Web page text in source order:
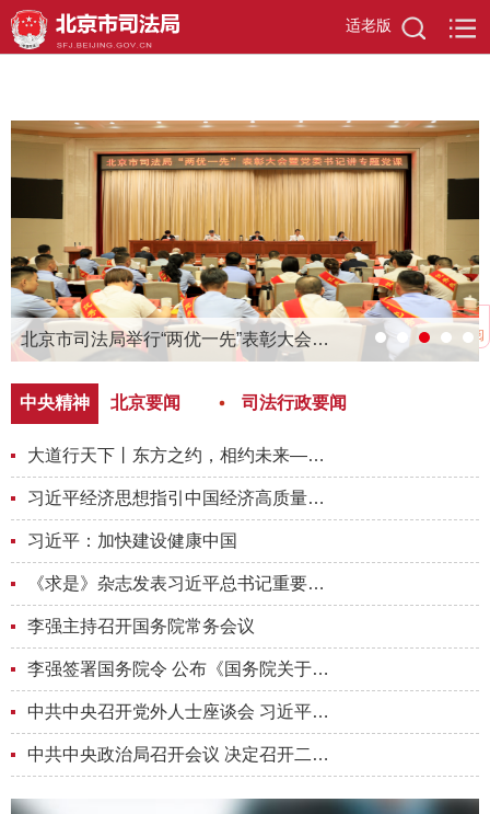
适老版
信息订阅
北京市司法局举行“两优一先”表彰大会暨党委书记讲专题党课活动
中央精神 北京要闻 司法行政要闻
大道行天下丨东方之约，相约未来——中国元首外交的世界情怀与大...
习近平经济思想指引中国经济高质量发展行稳致远
习近平：加快建设健康中国
《求是》杂志发表习近平总书记重要文章《加快建设健康中国》
李强主持召开国务院常务会议
李强签署国务院令 公布《国务院关于出境入境管理的规定》
中共中央召开党外人士座谈会 习近平主持并发表重要讲话
中共中央政治局召开会议 决定召开二十届五中全会 分析研究当前...